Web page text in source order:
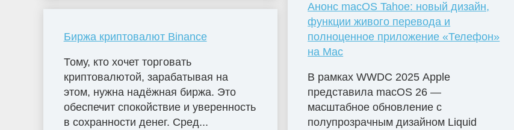
Биржа криптовалют Binance
Тому, кто хочет торговать
криптовалютой, зарабатывая на
этом, нужна надёжная биржа. Это
обеспечит спокойствие и уверенность
в сохранности денег. Сред...
Анонс macOS Tahoe: новый дизайн,
функции живого перевода и
полноценное приложение «Телефон»
на Mac
В рамках WWDC 2025 Apple
представила macOS 26 —
масштабное обновление с
полупрозрачным дизайном Liquid